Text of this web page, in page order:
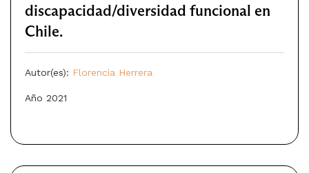
discapacidad/diversidad funcional en
Chile.
Autor(es): Florencia Herrera
Año 2021